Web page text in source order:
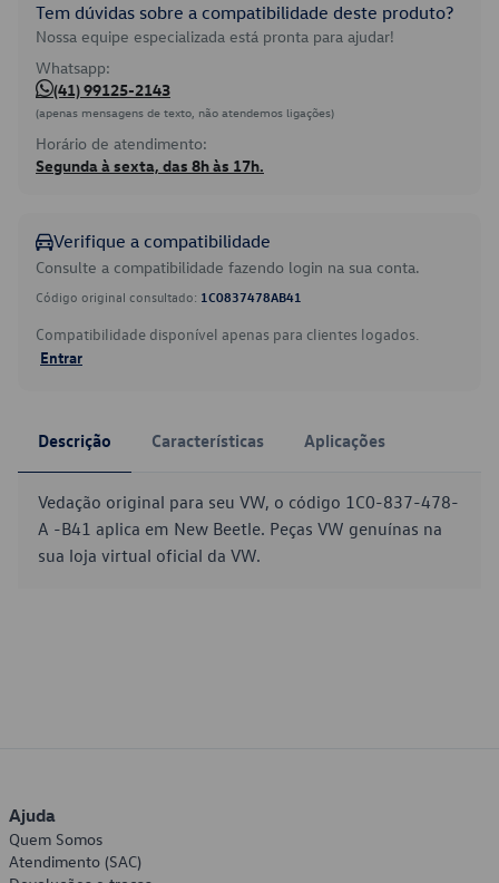
Tem dúvidas sobre a compatibilidade deste produto?
Nossa equipe especializada está pronta para ajudar!
Whatsapp:
(41) 99125-2143
(apenas mensagens de texto, não atendemos ligações)
Horário de atendimento:
Segunda à sexta, das 8h às 17h.
Verifique a compatibilidade
Consulte a compatibilidade fazendo login na sua conta.
Código original consultado: 1C0837478AB41
Compatibilidade disponível apenas para clientes logados.
Entrar
Descrição Características Aplicações
Vedação original para seu VW, o código 1C0-837-478-
A -B41 aplica em New Beetle. Peças VW genuínas na
sua loja virtual oficial da VW.
Ajuda
Quem Somos
Atendimento (SAC)